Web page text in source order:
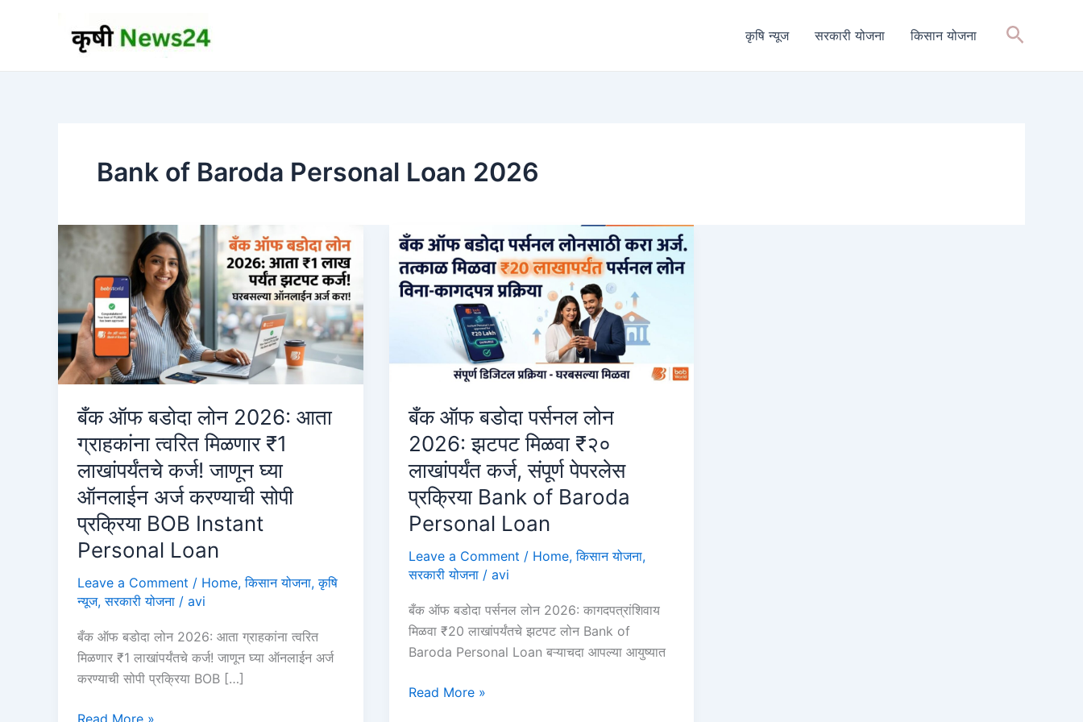
कृषि न्यूज सरकारी योजना किसान योजना Search
Bank of Baroda Personal Loan 2026
बँक ऑफ बडोदा लोन 2026: आता
ग्राहकांना त्वरित मिळणार ₹1
लाखांपर्यंतचे कर्ज! जाणून घ्या
ऑनलाईन अर्ज करण्याची सोपी
प्रक्रिया BOB Instant
Personal Loan
Leave a Comment / Home,किसान योजना,कृषि
न्यूज,सरकारी योजना / avi
बँक ऑफ बडोदा लोन 2026: आता ग्राहकांना त्वरित
मिळणार ₹1 लाखांपर्यंतचे कर्ज! जाणून घ्या ऑनलाईन अर्ज
करण्याची सोपी प्रक्रिया BOB […]
बँक
बँक ऑफ बडोदा पर्सनल लोन
2026: झटपट मिळवा ₹२०
लाखांपर्यंत कर्ज, संपूर्ण पेपरलेस
प्रक्रिया Bank of Baroda
Personal Loan
Leave a Comment / Home,किसान योजना,
सरकारी योजना/ avi
बँक ऑफ बडोदा पर्सनल लोन 2026: कागदपत्रांशिवाय
मिळवा ₹20 लाखांपर्यंतचे झटपट लोन Bank of
Baroda Personal Loan बऱ्याचदा आपल्या आयुष्यात
बँक
Read More »